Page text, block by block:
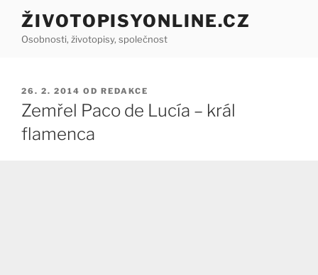
Přejít
obsahu
ŽIVOTOPISYONLINE.CZ
Osobnosti, životopisy, společnost
PUBLIKOVÁNO
26. 2. 2014 OD REDAKCE
Zemřel Paco de Lucía – král
flamenca